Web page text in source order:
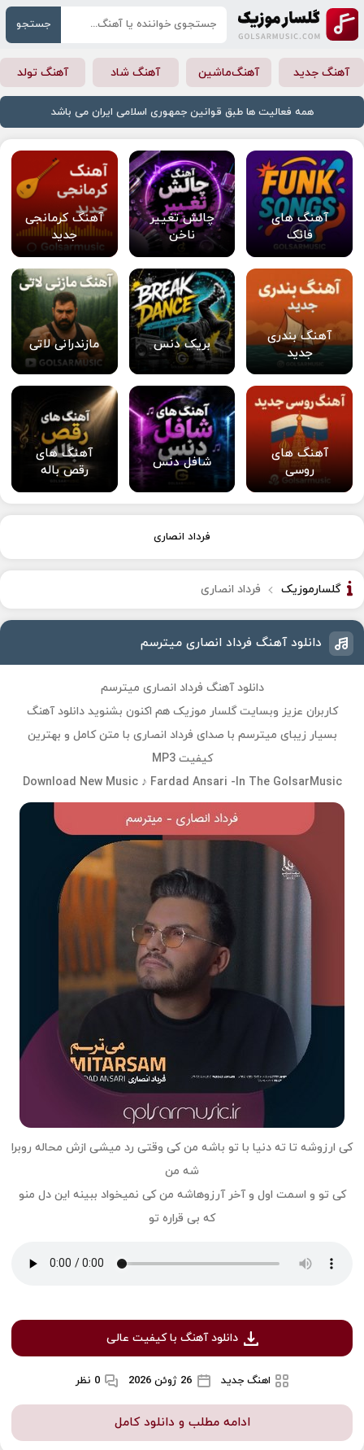
جستجو
آهنگ جدید آهنگ‌ماشین آهنگ شاد آهنگ تولد
همه فعالیت ها طبق قوانین جمهوری اسلامی ایران می باشد
آهنگ های
فانک
چالش تغییر
ناخن
آهنگ کرمانجی
جدید
آهنگ بندری
جدید
بریک دنس مازندرانی لاتی
آهنگ های
روسی
شافل دنس
آهنگ های
رقص باله
فرداد انصاری
گلسارموزیک فرداد انصاری
دانلود آهنگ فرداد انصاری میترسم
دانلود آهنگ فرداد انصاری میترسم
کاربران عزیز وبسایت گلسار موزیک هم اکنون بشنوید دانلود آهنگ
بسیار زیبای میترسم با صدای فرداد انصاری با متن کامل و بهترین
کیفیت MP3
Download New Music ♪ Fardad Ansari -In The GolsarMusic
کی ارزوشه تا ته دنیا با تو باشه من کی وقتی رد میشی ازش محاله روبرا
شه من
کی تو و اسمت اول و آخر آرزوهاشه من کی نمیخواد ببینه این دل منو
که بی قراره تو
دانلود آهنگ با کیفیت عالی
اهنگ جدید 26 ژوئن 2026 0 نظر
ادامه مطلب و دانلود کامل